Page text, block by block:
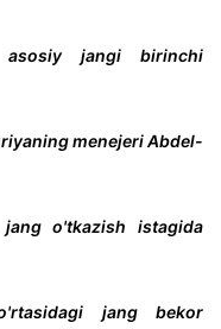
asosiy jangi birinchi
menejeri Abdel-
o'tkazish istagida
jang bekor